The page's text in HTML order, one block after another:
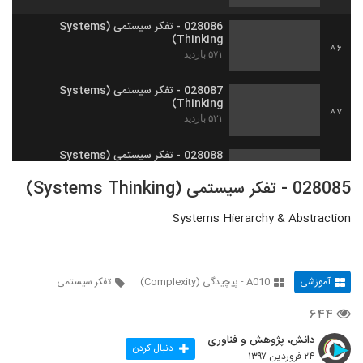
86
028086 - تفکر سیستمی (Systems
Thinking)
۵۷۱ بازدید
87
028087 - تفکر سیستمی (Systems
Thinking)
۵۳۱ بازدید
028088 - تفکر سیستمی (Systems
۵۰۵ بازدید
028090 - تفکر انتقادی (Critical
028085 - تفکر سیستمی (Systems Thinking)
Systems Hierarchy & Abstraction
آموزشی A010 - پیچیدگی (Complexity) تفکر سیستمی
۶۴۴
دانش، پژوهش و فناوری
۲۴ فروردین ۱۳۹۷ دنبال کردن